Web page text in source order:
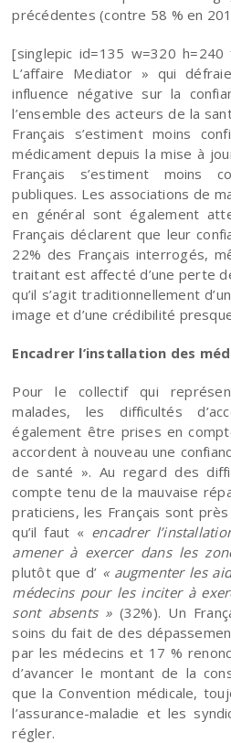
précédentes (contre 58 % en
[singlepic id=135 w=320 h=240
L’affaire Mediator » qui
influence négative sur la
l’ensemble des acteurs de la
Français s’estiment moins
médicament depuis la mise à
Français s’estiment moins
publiques. Les associations de
en général sont également
Français déclarent que leur
22% des Français interrogés,
traitant est affecté d’une perte
qu’il s’agit traditionnellement
image et d’une crédibilité
Encadrer l’installation des
Pour le collectif qui
malades, les difficultés
également être prises en
accordent à nouveau une
de santé ». Au regard des
compte tenu de la mauvaise
praticiens, les Français sont
qu’il faut « encadrer
amener à exercer dans les
plutôt que d’ « augmenter les
médecins pour les inciter à
sont absents »(32%). Un
soins du fait de des
par les médecins et 17 %
d’avancer le montant de la
que la Convention médicale,
l’assurance-maladie et les
régler.